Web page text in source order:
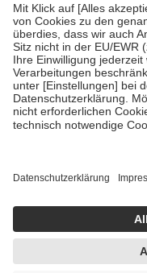
Um das Engagement der
stärken und die
fallenkeine Zuzahlungen
• Kindern und
mit Ausnahme der
• Untersuchungen zur
GKV getragen werden
• empfohlenen
Wir nutzen Trusted Shops
getroffen, um
handelt. Mehr
https://